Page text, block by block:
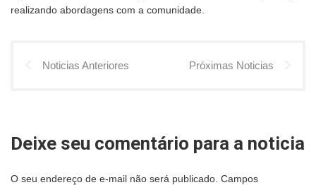
realizando abordagens com a comunidade.
Noticias Anteriores Próximas Noticias
Deixe seu comentário para a noticia
O seu endereço de e-mail não será publicado. Campos